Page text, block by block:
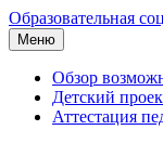
Образовательная
Меню
Обзор
Детский
Аттестация